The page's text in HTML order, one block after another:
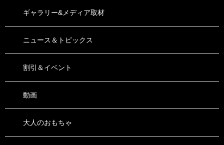
ギャラリー&メディア取材
ニュース＆トピックス
割引＆イベント
動画
大人のおもちゃ